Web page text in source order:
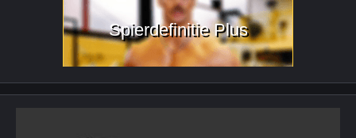
Spierdefinitie Plus